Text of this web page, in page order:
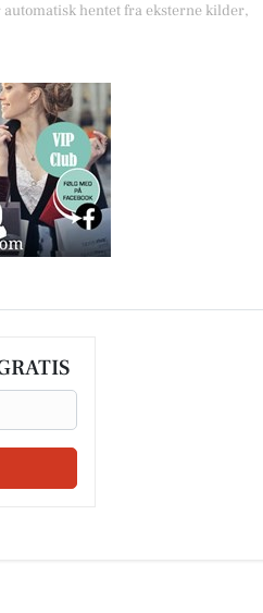
hentet fra eksterne kilder,